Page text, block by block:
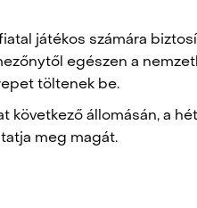
játékos számára
egészen a
töltenek be.
következő állomásán, a
meg magát.